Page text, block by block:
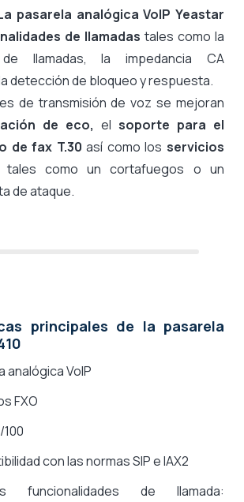
pasarela analógica VoIP Yeastar
de llamadas tales como la
de llamadas, la impedancia CA
detección de bloqueo y respuesta.
de transmisión de voz se mejoran
de eco, el soporte para el
de fax T.30 así como losservicios
tales como un cortafuegos o un
de ataque.
principales de la pasarela
analógica VoIP
FXO
100
con las normas SIP e IAX2
funcionalidades de llamada: